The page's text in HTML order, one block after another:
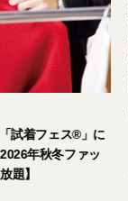
試着フェス®︎」に
年秋冬ファッ
題】